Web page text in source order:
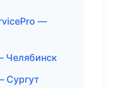
—
Челябинск
Сургут